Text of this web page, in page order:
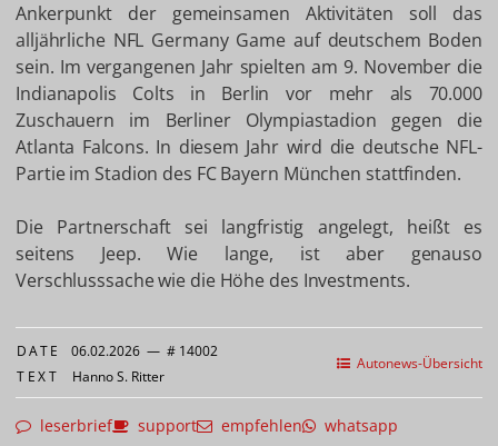
Ankerpunkt der gemeinsamen Aktivitäten soll das
alljährliche NFL Germany Game auf deutschem Boden
sein. Im vergangenen Jahr spielten am 9. November die
Indianapolis Colts in Berlin vor mehr als 70.000
Zuschauern im Berliner Olympiastadion gegen die
Atlanta Falcons. In diesem Jahr wird die deutsche NFL-
Partie im Stadion des FC Bayern München stattfinden.
Die Partnerschaft sei langfristig angelegt, heißt es
seitens Jeep. Wie lange, ist aber genauso
Verschlusssache wie die Höhe des Investments.
Autonews-Übersicht
DATE 06.02.2026 — # 14002
TEXT Hanno S. Ritter
leserbrief support empfehlen whatsapp